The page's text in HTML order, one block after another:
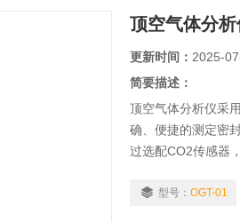
顶空气体分析
更新时间： 2025-
简要描述：
顶空气体分析仪采
确、便捷的测定密
过选配CO2传感器
型号： OGT-01